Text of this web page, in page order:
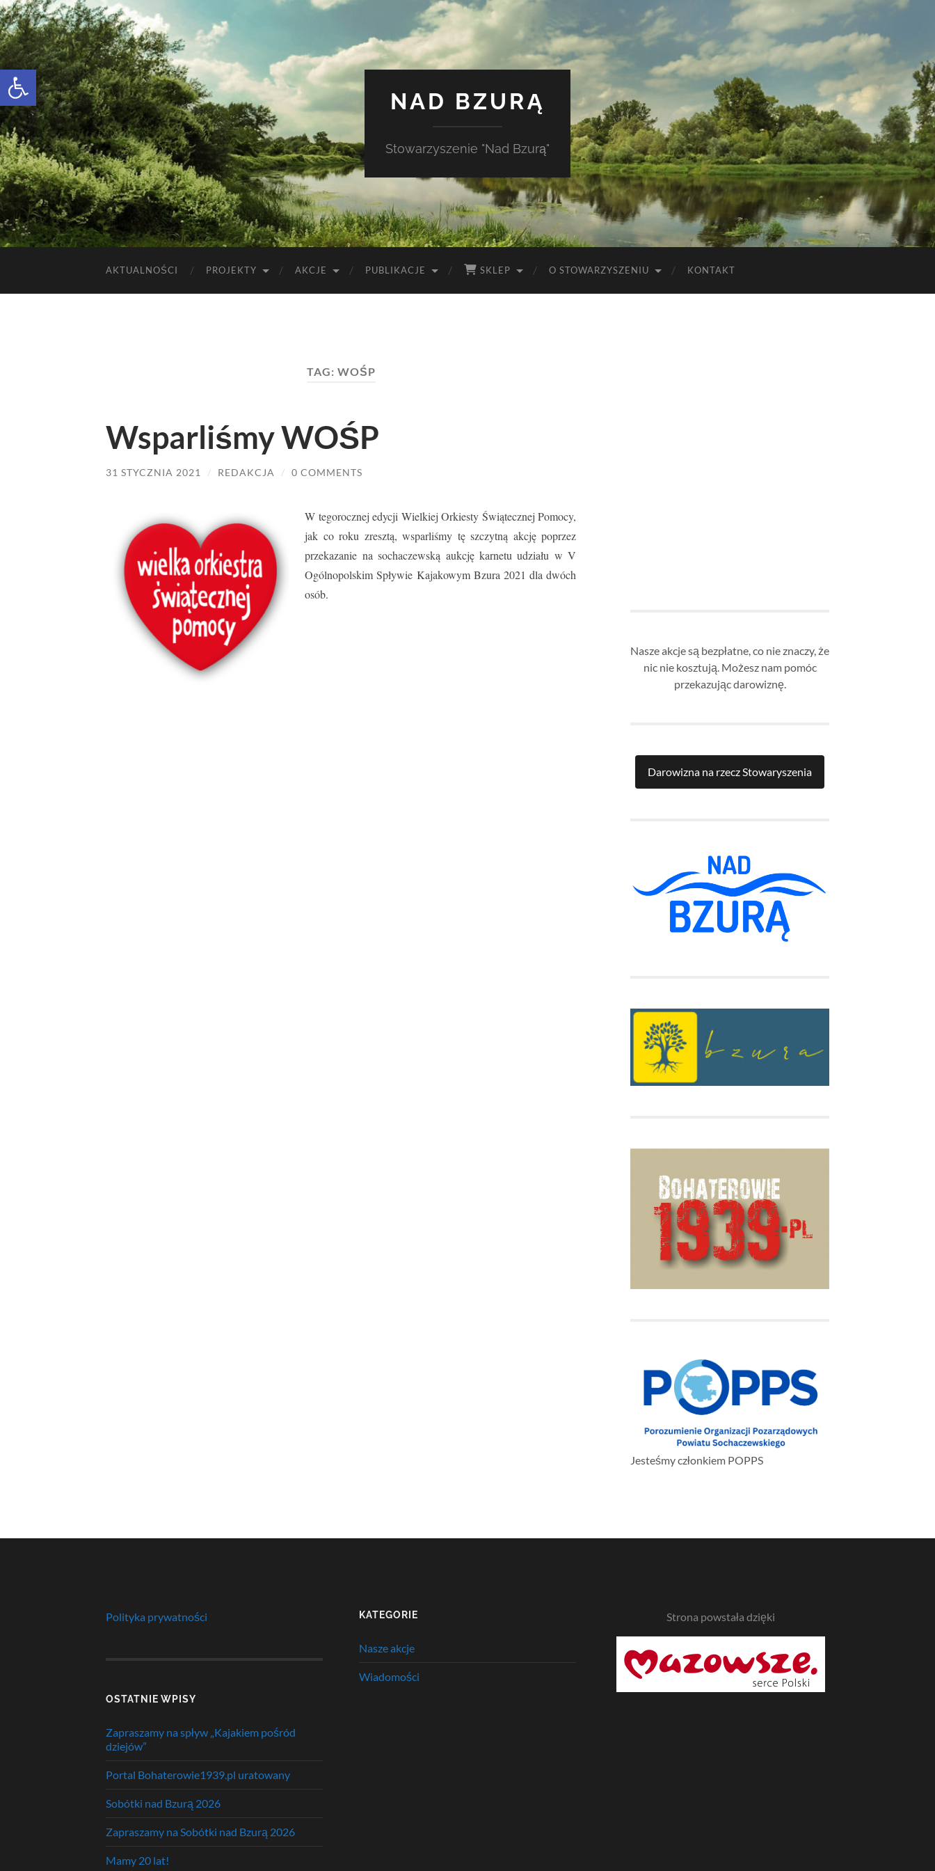
Otwórz pasek narzędzi
NAD BZURĄ
Stowarzyszenie "Nad Bzurą"
AKTUALNOŚCI PROJEKTY AKCJE PUBLIKACJE SKLEP O STOWARZYSZENIU KONTAKT
TAG: WOŚP
Wsparliśmy WOŚP
31 STYCZNIA 2021 / REDAKCJA / 0 COMMENTS
W tegorocznej edycji Wielkiej Orkiesty Świątecznej Pomocy,
jak co roku zresztą, wsparliśmy tę szczytną akcję poprzez
przekazanie na sochaczewską aukcję karnetu udziału w V
Ogólnopolskim Spływie Kajakowym Bzura 2021 dla dwóch
osób.
Nasze akcje są bezpłatne, co nie znaczy, że
nic nie kosztują. Możesz nam pomóc
przekazując darowiznę.
Darowizna na rzecz Stowaryszenia
Jesteśmy członkiem POPPS
Polityka prywatności
OSTATNIE WPISY
Zapraszamy na spływ „Kajakiem pośród
dziejów”
Portal Bohaterowie1939.pl uratowany
Sobótki nad Bzurą 2026
Zapraszamy na Sobótki nad Bzurą 2026
Mamy 20 lat!
KATEGORIE
Nasze akcje
Wiadomości
Strona powstała dzięki